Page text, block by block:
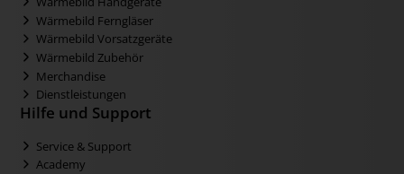
Wärmebild Ferngläser
Wärmebild Vorsatzgeräte
Wärmebild Zubehör
Merchandise
Dienstleistungen
Hilfe und Support
Service & Support
Academy